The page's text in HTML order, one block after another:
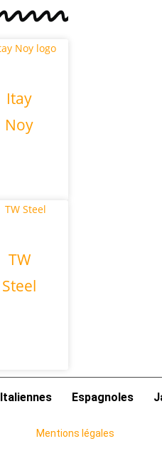
Itay
Noy
TW
Steel
Italiennes Espagnoles
Mentions légales